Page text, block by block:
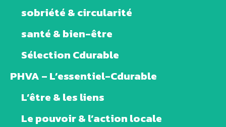
sobriété & circularité
santé & bien-être
Sélection Cdurable
PHVA – L’essentiel-Cdurable
L’être & les liens
Le pouvoir & l’action locale